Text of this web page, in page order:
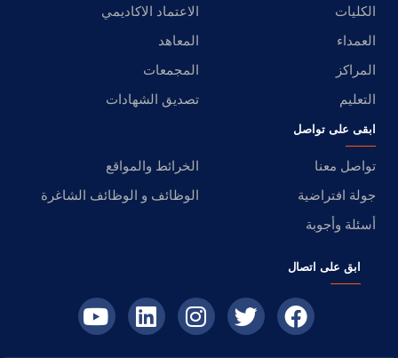
الكليات
الاعتماد الاكاديمي
العمداء
المعاهد
المراكز
المجمعات
التعليم
تصديق الشهادات
ابقى على تواصل
تواصل معنا
الخرائط والمواقع
جولة افتراضية
الوظائف و الوظائف الشاغرة
أسئلة وأجوبة
ابق على اتصال